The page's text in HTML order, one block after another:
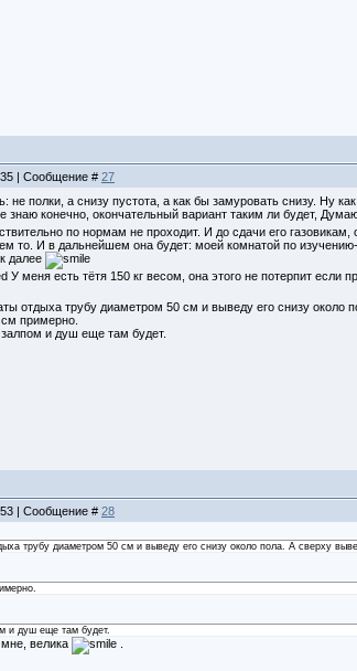
| Сообщение # 27
не полки, а снизу пустота, а как бы замуровать снизу. Ну
знаю конечно, окончательный вариант таким ли будет,
по нормам не проходит. И до сдачи его
то. И в дальнейшем она будет: моей комнатой по
далее
У меня есть тётя 150 кг весом, она этого не потерпит если
отдыха трубу диаметром 50 см и выведу его снизу около
примерно.
и душ еще там будет.
| Сообщение # 28
трубу диаметром 50 см и выведу его снизу около пола. А сверху
и душ еще там будет.
велика .